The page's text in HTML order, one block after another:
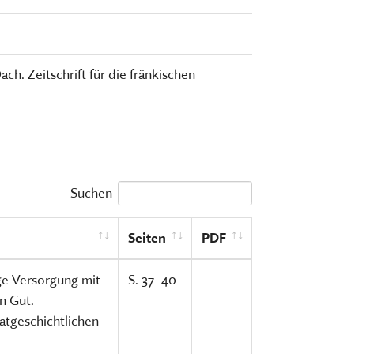
Freilandmuseums
vermitteln
Zeitschrift für die fränkischen
Suchen
Seiten PDF
Versorgung mit
Gut.
S. 37–40